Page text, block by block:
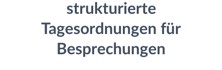
strukturierte
Tagesordnungen für
Besprechungen